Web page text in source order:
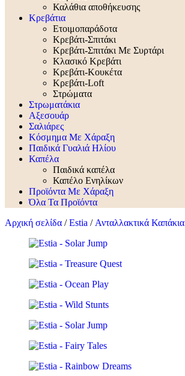
Καλάθια αποθήκευσης
Κρεβάτια
Ετοιμοπαράδοτα
Κρεβάτι-Σπιτάκι
Κρεβάτι-Σπιτάκι Με Συρτάρι
Κλασικό Κρεβάτι
Κρεβάτι-Κουκέτα
Κρεβάτι-Loft
Στρώματα
Στρωματάκια
Αξεσουάρ
Σαλιάρες
Κόσμημα Με Χάραξη
Παιδικά Γυαλιά Ηλίου
Καπέλα
Παιδικά καπέλα
Καπέλο Ενηλίκων
Προϊόντα Με Χάραξη
Όλα Τα Προϊόντα
Αρχική σελίδα / Estia / Ανταλλακτικά Καπάκια